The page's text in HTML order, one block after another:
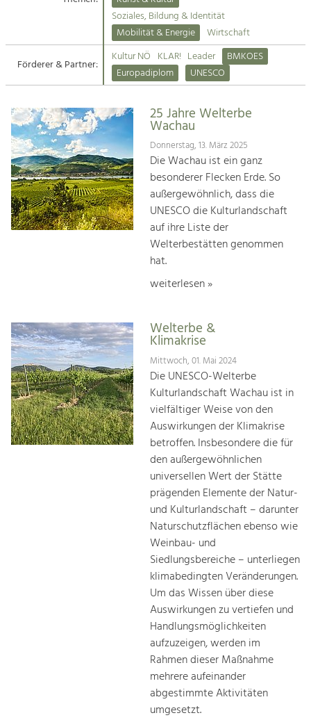
Suche
Impressum
Kontakt
Angebotsentwicklung und
Handwerk, Wissenschaft und Forschung.
Soziales, Bildung &
Identität
Gleichberechtigung, Jugend und
Integration
Mobilität & Energie
Klimawandel, öffentlicher Verkehr und
Steigerung regionaler Wertschöpfung
Soziales, Bildung & Identität
Mobilität & Energie
Wirtschaft
Förderer & Partner:
Kultur NÖ KLAR! Leader
BMKOES
Europadiplom
UNESCO
25 Jahre Welterbe
Wachau
Donnerstag, 13. März 2025
Die Wachau ist ein ganz
besonderer Flecken Erde. So
außergewöhnlich, dass die
UNESCO die Kulturlandschaft
auf ihre Liste der
Welterbestätten genommen
hat.
weiterlesen »
Welterbe &
Klimakrise
Mittwoch, 01. Mai 2024
Die UNESCO-Welterbe
Kulturlandschaft Wachau ist in
vielfältiger Weise von den
Auswirkungen der Klimakrise
betroffen. Insbesondere die für
den außergewöhnlichen
universellen Wert der Stätte
prägenden Elemente der Natur-
und Kulturlandschaft – darunter
Naturschutzflächen ebenso wie
Weinbau- und
Siedlungsbereiche – unterliegen
klimabedingten Veränderungen.
Um das Wissen über diese
Auswirkungen zu vertiefen und
Handlungsmöglichkeiten
aufzuzeigen, werden im
Rahmen dieser Maßnahme
mehrere aufeinander
abgestimmte Aktivitäten
umgesetzt.